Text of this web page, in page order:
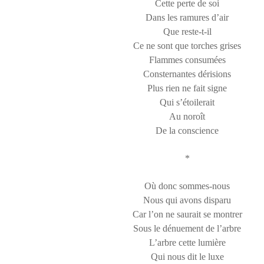
Cette perte de soi
Dans les ramures d’air
Que reste-t-il
Ce ne sont que torches grises
Flammes consumées
Consternantes dérisions
Plus rien ne fait signe
Qui s’étoilerait
Au noroît
De la conscience
*
Où donc sommes-nous
Nous qui avons disparu
Car l’on ne saurait se montrer
Sous le dénuement de l’arbre
L’arbre cette lumière
Qui nous dit le luxe